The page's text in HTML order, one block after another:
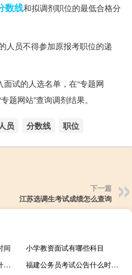
数线和拟调剂职位的最低合格分
人员不得参加原报考职位的递
试的人选名单，在“专题网
题网站”查询调剂结果。
员 分数线 职位
下一篇
江苏选调生考试成绩怎么查询
间
小学教资面试有哪些科目
参加教师资格证考试需要什么学历
福建公务员考试公告什么时候发